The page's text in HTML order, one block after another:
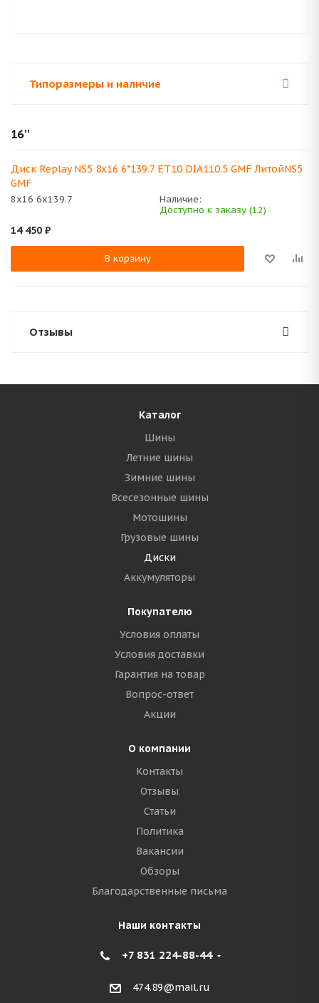
Типоразмеры и наличие
16''
Диск Replay NS5 8x16 6*139.7 ET10 DIA110.5 GMF ЛитойNS5
GMF
8x16 6x139.7
Наличие:
Доступно к заказу (12)
14 450 ₽
В корзину
Отзывы
Каталог
Шины
Летние шины
Зимние шины
Всесезонные шины
Мотошины
Грузовые шины
Диски
Аккумуляторы
Покупателю
Условия оплаты
Условия доставки
Гарантия на товар
Вопрос-ответ
Акции
О компании
Контакты
Отзывы
Статьи
Политика
Вакансии
Обзоры
Благодарственные письма
Наши контакты
+7 831 224-88-44
474.89@mail.ru